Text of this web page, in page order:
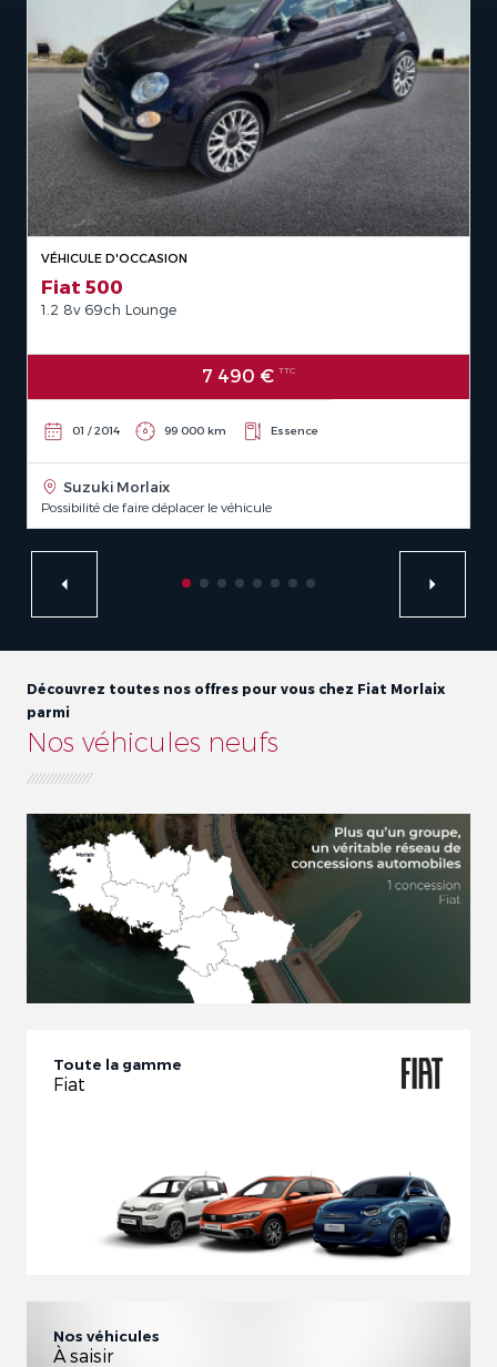
VÉHICULE D'OCCASION
Fiat 500
1.2 8v 69ch Lounge
7 490 € TTC
01 / 2014 99 000 km Essence
Suzuki Morlaix
Possibilité de faire déplacer le véhicule
Découvrez toutes nos offres pour vous chez Fiat Morlaix
parmi
Nos véhicules neufs
Toute la gamme
Fiat
Nos véhicules
À saisir